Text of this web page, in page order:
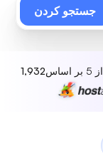
جستجو کردن
1,932